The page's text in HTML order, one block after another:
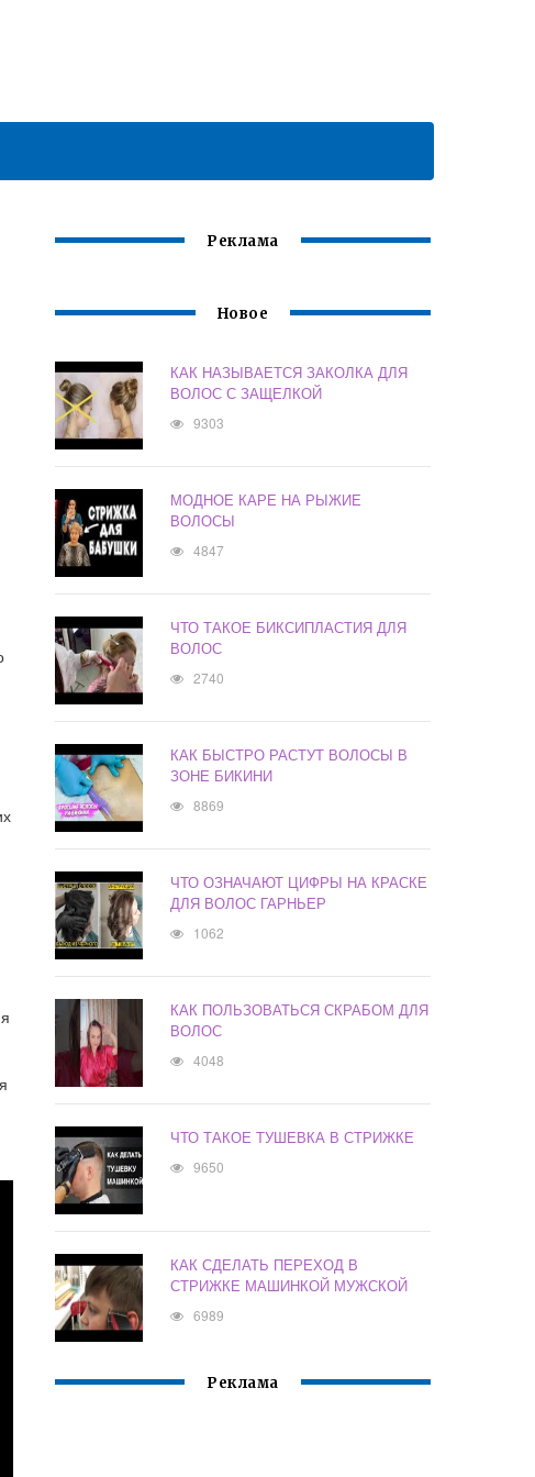
Реклама
Новое
КАК НАЗЫВАЕТСЯ ЗАКОЛКА ДЛЯ
ВОЛОС С ЗАЩЕЛКОЙ
9303
МОДНОЕ КАРЕ НА РЫЖИЕ
ВОЛОСЫ
4847
ЧТО ТАКОЕ БИКСИПЛАСТИЯ ДЛЯ
ВОЛОС
2740
КАК БЫСТРО РАСТУТ ВОЛОСЫ В
ЗОНЕ БИКИНИ
8869
ЧТО ОЗНАЧАЮТ ЦИФРЫ НА КРАСКЕ
ДЛЯ ВОЛОС ГАРНЬЕР
1062
КАК ПОЛЬЗОВАТЬСЯ СКРАБОМ ДЛЯ
ВОЛОС
4048
ЧТО ТАКОЕ ТУШЕВКА В СТРИЖКЕ
9650
КАК СДЕЛАТЬ ПЕРЕХОД В
СТРИЖКЕ МАШИНКОЙ МУЖСКОЙ
6989
Реклама